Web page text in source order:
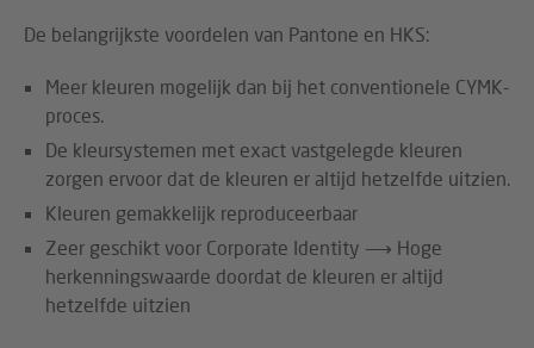
De belangrijkste voordelen van Pantone en HKS:
Meer kleuren mogelijk dan bij het conventionele CYMK-
proces.
De kleursystemen met exact vastgelegde kleuren
zorgen ervoor dat de kleuren er altijd hetzelfde uitzien.
Kleuren gemakkelijk reproduceerbaar
Zeer geschikt voor Corporate Identity ⟶ Hoge
herkenningswaarde doordat de kleuren er altijd
hetzelfde uitzien